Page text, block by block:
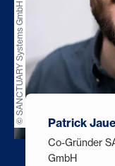
© SANCTUARY Systems GmbH Patrick
Co-Gründer
GmbH